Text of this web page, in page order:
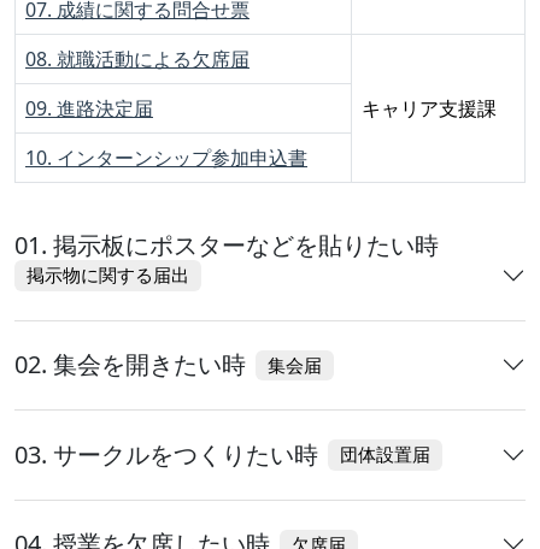
07. 成績に関する問合せ票
08. 就職活動による欠席届
キャリア支援課
09. 進路決定届
10. インターンシップ参加申込書
01. 掲示板にポスターなどを貼りたい時
掲示物に関する届出
02. 集会を開きたい時 集会届
03. サークルをつくりたい時 団体設置届
欠席届